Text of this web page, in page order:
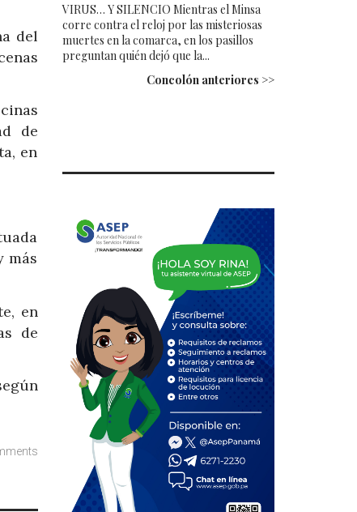
del
de
en
más
en
de
VIRUS… Y SILENCIO Mientras el Minsa
corre contra el reloj por las misteriosas
muertes en la comarca, en los pasillos
preguntan quién dejó que la...
Concolón anteriores >>